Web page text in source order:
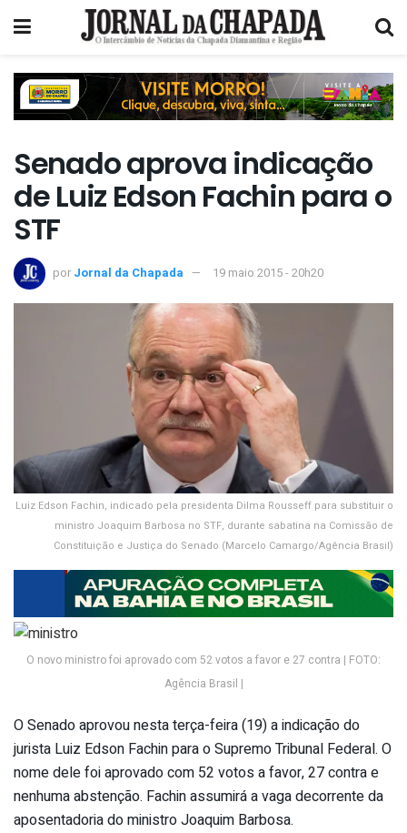
Senado aprova indicação
de Luiz Edson Fachin para o
STF
por Jornal da Chapada 19 maio 2015 - 20h20
Luiz Edson Fachin, indicado pela presidenta Dilma Rousseff para substituir o
ministro Joaquim Barbosa no STF, durante sabatina na Comissão de
Constituição e Justiça do Senado (Marcelo Camargo/Agência Brasil)
O novo ministro foi aprovado com 52 votos a favor e 27 contra | FOTO:
Agência Brasil |
O Senado aprovou nesta terça-feira (19) a indicação do
jurista Luiz Edson Fachin para o Supremo Tribunal Federal. O
nome dele foi aprovado com 52 votos a favor, 27 contra e
nenhuma abstenção. Fachin assumirá a vaga decorrente da
aposentadoria do ministro Joaquim Barbosa.